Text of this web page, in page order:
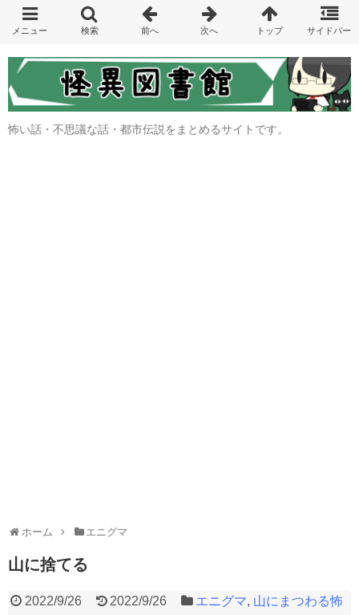
怖い話・不思議な話・都市伝説をまとめるサイトです。
ホーム エニグマ
山に捨てる
2022/9/26 2022/9/26 エニグマ, 山にまつわる怖